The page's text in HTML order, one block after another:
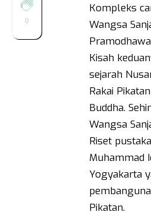
0
Kompleks
Wangsa
Kisah
sejarah
Rakai
Buddha.
Wangsa
Riset pustaka
Muhammad
Yogyakarta
Pikatan.